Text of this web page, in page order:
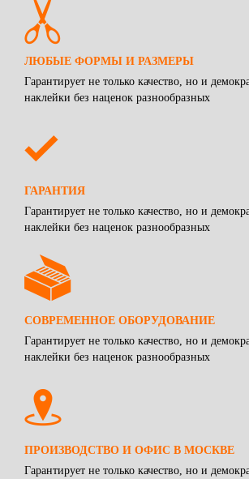
ЛЮБЫЕ ФОРМЫ И РАЗМЕРЫ
Гарантирует не только качество, но и
наклейки без наценок разнообразных
ГАРАНТИЯ
Гарантирует не только качество, но и
наклейки без наценок разнообразных
СОВРЕМЕННОЕ ОБОРУДОВАНИЕ
Гарантирует не только качество, но и
наклейки без наценок разнообразных
ПРОИЗВОДСТВО И ОФИС В МОСКВЕ
Гарантирует не только качество, но и